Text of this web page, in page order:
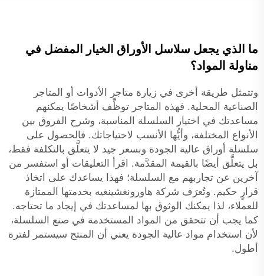
ما الذي يجعل سلاسل الأوراق الخيار المفضل في
مناولة المواد؟
وتتمثل طريقة أخرى في زيارة متاجر الأدوات أو المتاجر
الصناعية المحلية. فهذه المتاجر توظِّف أشخاصًا يمكنهم
مساعدتك في اختيار السلسلة المناسبة، وشرح الفروق بين
الأنواع المختلفة، وأيُّها الأنسب لاحتياجاتك. فالحصول على
سلسلة أوراق عالية الجودة وبسعر جيد لا يتعلَّق بالتكلفة فقط،
بل يتعلَّق أيضًا بالقيمة المقدَّمة. اقرأ التعليقات أو استفسر من
آخرين عن تجاربهم مع السلسلة؛ فهذا يساعدك على اتخاذ
قرارٍ حكيم. وتُعرَف شركة هاورونغشينغيه بخدمتها الممتازة
للعملاء، لذا يمكنك الوثوق بها لمساعدتك في إيجاد ما تحتاجه.
كما يجب أن تتحقق من المواد المستخدمة في صنع السلسلة،
لأن استخدام مواد عالية الجودة يعني أن المنتج سيستمر لفترة
أطول.